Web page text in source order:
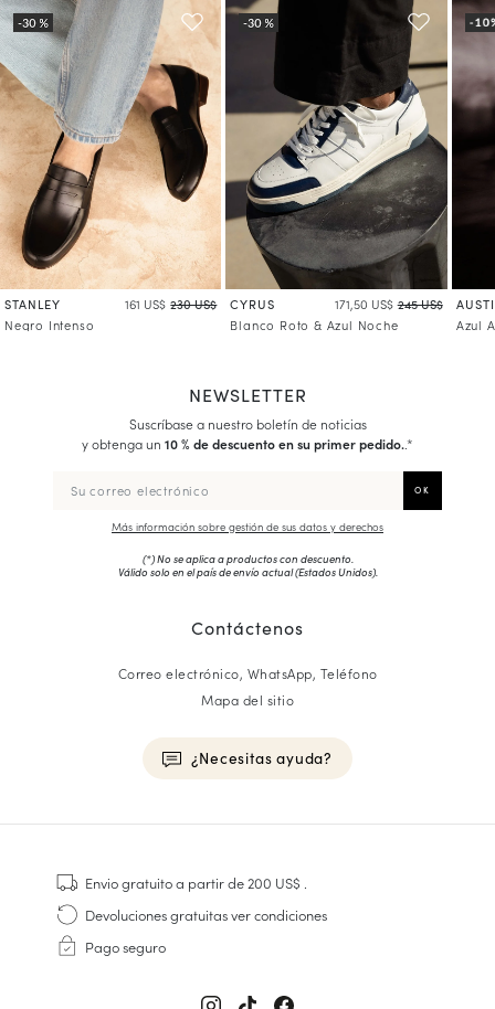
STANLEY 161 US$ 230 US$
Negro Intenso
CYRUS 171,50 US$ 245 US$
Blanco Roto & Azul Noche
Azul
NEWSLETTER
Suscríbase a nuestro boletín de noticias
y obtenga un 10 % de descuento en su primer pedido..*
Más información sobre gestión de sus datos y derechos
(*) No se aplica a productos con descuento.
Válido solo en el país de envío actual (Estados Unidos).
Contáctenos
Correo electrónico, WhatsApp, Teléfono
Mapa del sitio
¿Necesitas ayuda?
Zapatillas
Cosido Goodyear
Derbies y Richelieu
Zapatos Richelieu Hombre
Envio gratuitoa partir de 200 US$ .
Devoluciones gratuitasver condiciones
Pago seguro